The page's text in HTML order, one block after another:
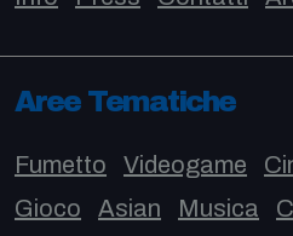
Aree Tematiche
Fumetto Videogame
Gioco
Asian Musica